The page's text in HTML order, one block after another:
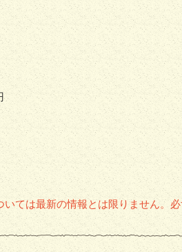
ては最新の情報とは限りません。